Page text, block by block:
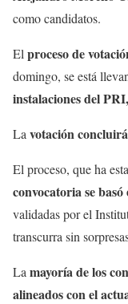
como candidatos.
El proceso de
domingo, se está
instalaciones del
La votación
El proceso, que ha
convocatoria se
validadas por el
transcurra sin
La mayoría de los
alineados con el